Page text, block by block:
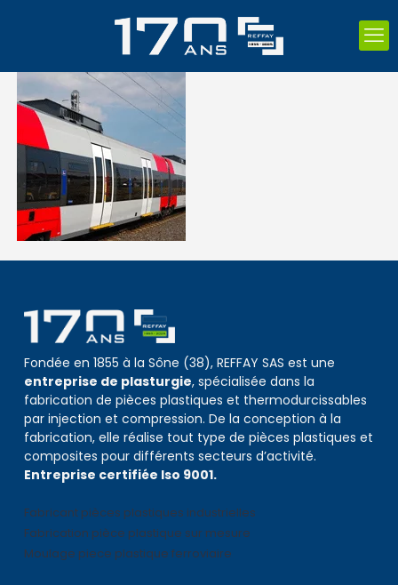
Fondée en 1855 à la Sône (38), REFFAY SAS est une
entreprise de plasturgie, spécialisée dans la
fabrication de pièces plastiques et thermodurcissables
par injection et compression. De la conception à la
fabrication, elle réalise tout type de pièces plastiques et
composites pour différents secteurs d’activité.
Entreprise certifiée Iso 9001.
Fabricant pièces plastiques industrielles
Fabrication pièce plastique sur mesure
Moulage piece plastique ferroviaire